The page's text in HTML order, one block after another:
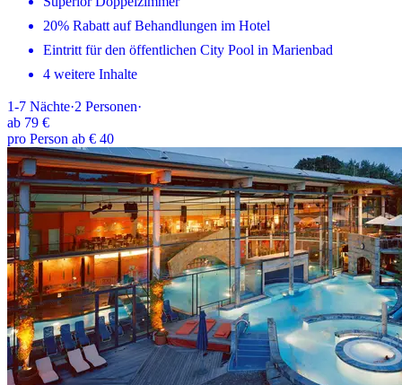
20% Rabatt auf Behandlungen im Hotel
Eintritt für den öffentlichen City Pool in Marienbad
4 weitere Inhalte
1-7 Nächte·2 Personen·
ab 79 €
pro Person ab € 40